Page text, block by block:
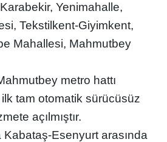
Yenimahalle,
Tekstilkent-Giyimkent,
Mahallesi, Mahmutbey
metro hattı
ilk tam otomatik sürücüsüz
açılmıştır.
Kabataş-Esenyurt arasında